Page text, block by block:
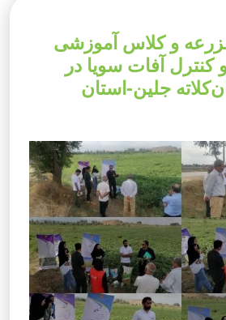
و کلاس آموزشی
کنترل آفات سویا در
جلین-استان